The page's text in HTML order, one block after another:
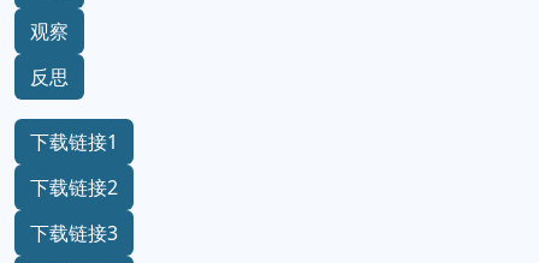
观察
反思
下载链接1
下载链接2
下载链接3